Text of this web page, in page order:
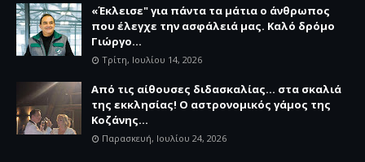
«Έκλεισε" για πάντα τα μάτια ο άνθρωπος
που έλεγχε την ασφάλειά μας. Καλό δρόμο
Γιώργο...
Τρίτη, Ιουλίου 14, 2026
Από τις αίθουσες διδασκαλίας… στα σκαλιά
της εκκλησίας! Ο αστρονομικός γάμος της
Κοζάνης...
Παρασκευή, Ιουλίου 24, 2026